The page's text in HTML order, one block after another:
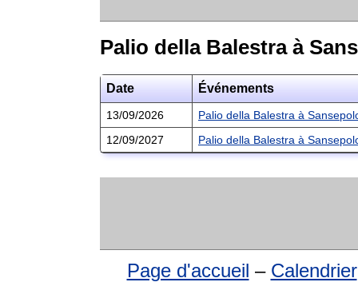
Palio della Balestra à
Date Événements
13/09/2026
Palio della Balestra à
12/09/2027
Palio della Balestra à
Page d'accueil – Calendrier